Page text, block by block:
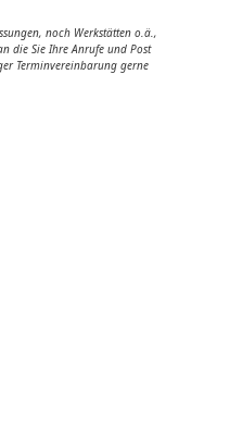
noch Werkstätten o.ä.,
die Sie Ihre Anrufe und Post
Terminvereinbarung gerne